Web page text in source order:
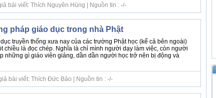
bài viết: Thích Nguyên Hùng | Nguồn tin : -/-
pháp giáo dục trong nhà Phật
truyền thống xưa nay của các trường Phật học (kể cả bên ngoài)
chiều là đọc chép. Nghĩa là chỉ mình người dạy làm việc, còn người
những gì giáo viên giảng, dần dần người học trở nên bị động và
bài viết: Thích Đức Bảo | Nguồn tin : -/-